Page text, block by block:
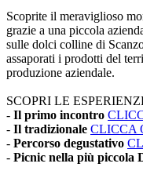
Scoprite il meraviglioso
grazie a una piccola
sulle dolci colline di
assaporati i prodotti del
produzione aziendale.
SCOPRI LE
- Il primo incontro
- Il tradizionale CLICCA
- Percorso degustativo
- Picnic nella più piccola